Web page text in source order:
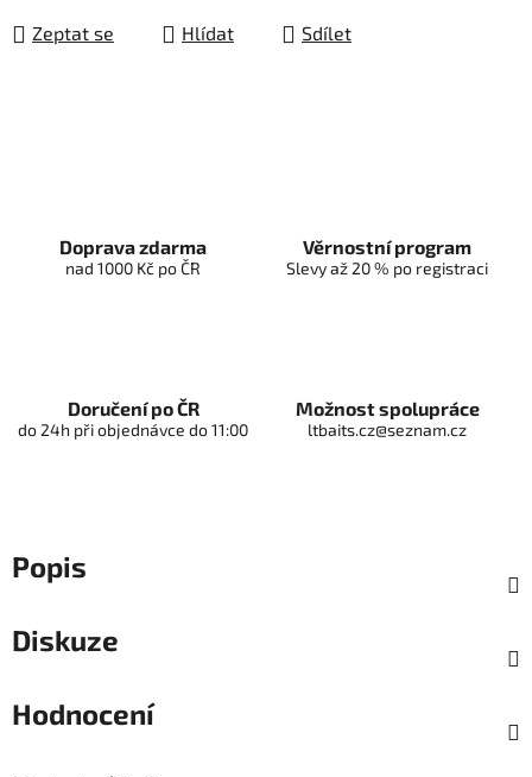
Zeptat se Hlídat Sdílet
Doprava zdarma
nad 1000 Kč po ČR
Věrnostní program
Slevy až 20 % po registraci
Doručení po ČR
do 24h při objednávce do 11:00
Možnost spolupráce
ltbaits.cz@seznam.cz
Popis
Diskuze
Hodnocení